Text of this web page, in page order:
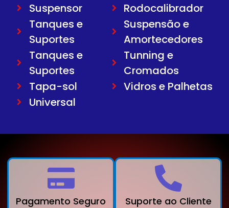
Suspensor
Tanques e
Suportes
Tanques e
Suportes
Tapa-sol
Universal
Rodocalibrador
Suspensão e
Amortecedores
Tunning e
Cromados
Vidros e Palhetas
Pagamento Seguro Suporte ao Cliente